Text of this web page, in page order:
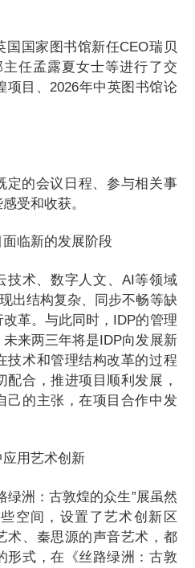
国国家图书馆新任CEO瑞贝
任孟露夏女士等进行了交
项目、2026年中英图书馆论
定的会议日程、参与相关事
受和收获。
面临新的发展阶段
技术、数字人文、AI等领域
出结构复杂、同步不畅等缺
革。与此同时，IDP的管理
来两三年将是IDP向发展新
技术和管理结构改革的过程
合，推进项目顺利发展，
己的主张，在项目合作中发
应用艺术创新
绿洲：古敦煌的众生”展虽然
空间，设置了艺术创新区
术、秦思源的声音艺术，都
形式，在《丝路绿洲：古敦